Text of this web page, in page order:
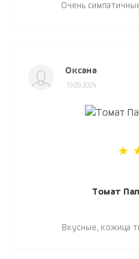
Очень
Оксана
19.09.2024
Томат
Вкусные, кожица